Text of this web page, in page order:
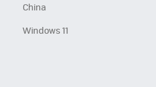
China
Windows 11